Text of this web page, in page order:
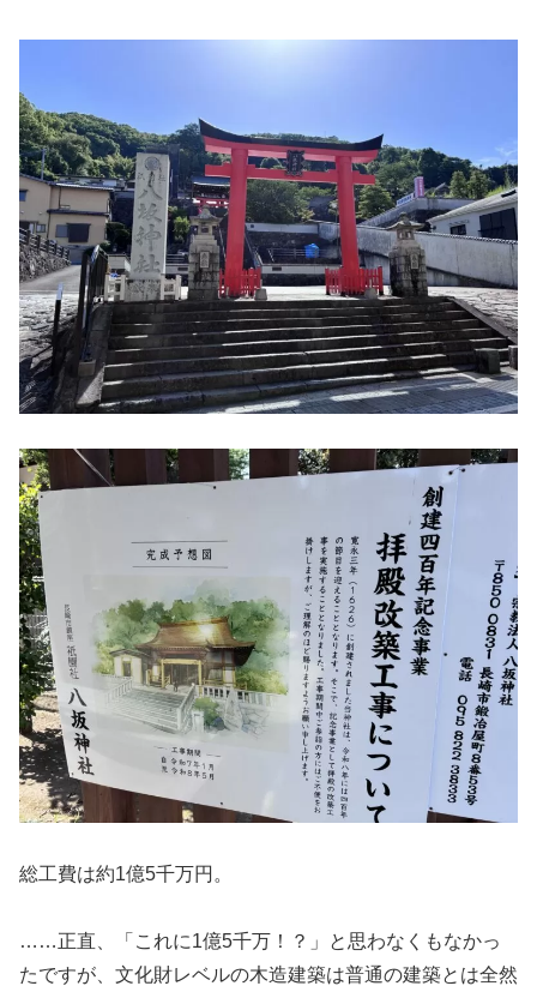
総工費は約1億5千万円。
……正直、「これに1億5千万！？」と思わなくもなかっ
たですが、文化財レベルの木造建築は普通の建築とは全然